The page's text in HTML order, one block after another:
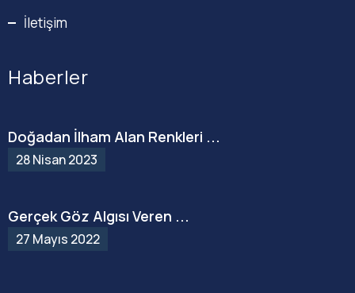
İletişim
Haberler
Doğadan İlham Alan Renkleri ...
28 Nisan 2023
Gerçek Göz Algısı Veren ...
27 Mayıs 2022